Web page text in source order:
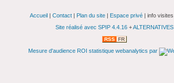
Accueil| Contact| Plan du site| Espace privé| info visites
Site réalisé avec SPIP 4.4.16 +ALTERNATIVES
RSS FR
Mesure d'audience ROI statistique webanalytics par